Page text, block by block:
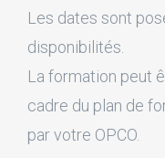
Les dates sont
disponibilités.
La formation peut
cadre du plan de
par votre OPCO.